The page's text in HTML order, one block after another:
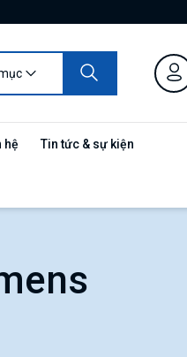
hệ Tin tức & sự kiện